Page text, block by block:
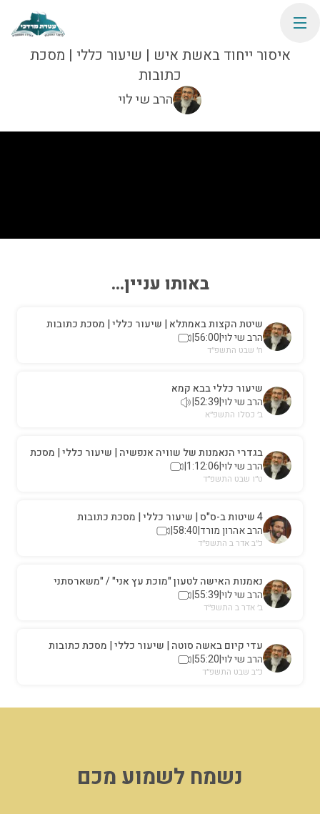
איסור ייחוד באשת איש | שיעור כללי | מסכת
כתובות
הרב שי לוי
באותו עניין...
שיטת הקצות באמתלא | שיעור כללי | מסכת כתובות
הרב שי לוי|
56:00
|
ח׳ שבט התשפ״ד
שיעור כללי בבא קמא
הרב שי לוי|
52:39
|
ב׳ כסלו התשפ״א
בגדרי הנאמנות של שוויה אנפשיה | שיעור כללי | מסכת
כתובות
הרב שי לוי|
1:12:06
|
ט״ו שבט התשפ״ד
4 שיטות ב-ס"ס | שיעור כללי | מסכת כתובות
הרב אהרון מורד|
58:40
|
כ״ב אדר ב התשפ״ד
נאמנות האישה לטעון "מוכת עץ אני" / "משארסתני
נאנסתי" | שיעור כללי | מסכת כתובות
הרב שי לוי|
55:39
|
ב׳ אדר ב התשפ״ד
עדי קיום באשה סוטה | שיעור כללי | מסכת כתובות
הרב שי לוי|
55:20
|
כ״ב שבט התשפ״ד
נשמח לשמוע מכם